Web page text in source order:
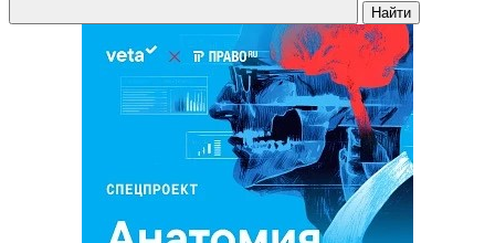
Найти